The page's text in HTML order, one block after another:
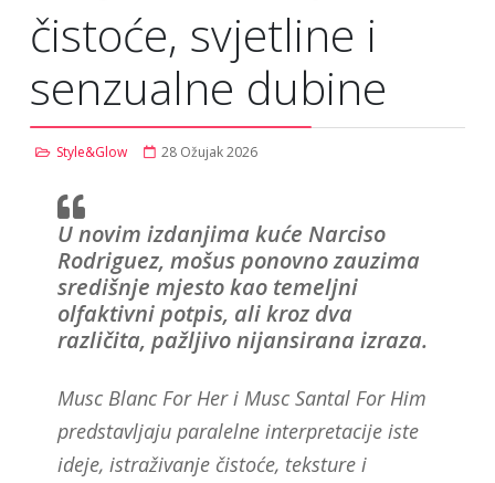
čistoće, svjetline i
senzualne dubine
Style&Glow 28 Ožujak 2026
U novim izdanjima kuće Narciso
Rodriguez, mošus ponovno zauzima
središnje mjesto kao temeljni
olfaktivni potpis, ali kroz dva
različita, pažljivo nijansirana izraza.
Musc Blanc For Her i Musc Santal For Him
predstavljaju paralelne interpretacije iste
ideje, istraživanje čistoće, teksture i